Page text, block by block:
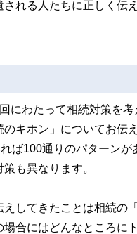
される人たちに正しく伝
にわたって相続対策を
のキホン」についてお伝
ば100通りのパターンが
も異なります。
えしてきたことは相続の
場合にはどんなところに